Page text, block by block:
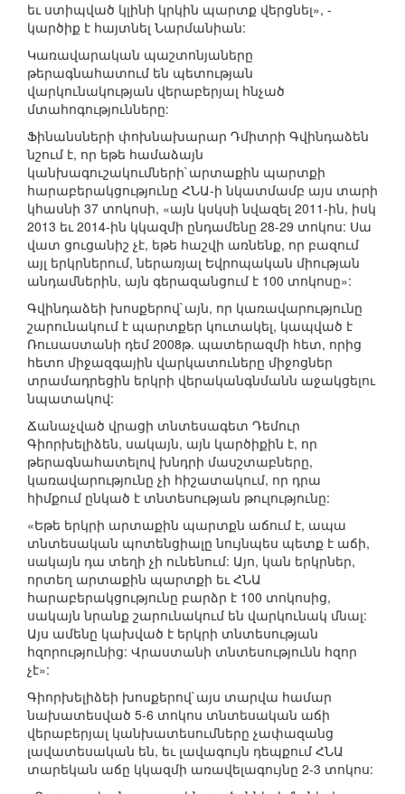
եւ ստիպված կլինի կրկին պարտք վերցնել», -
կարծիք է հայտնել Նարմանիան:
Կառավարական պաշտոնյաները
թերագնահատում են պետության
վարկունակության վերաբերյալ հնչած
մտահոգությունները:
Ֆինանսների փոխնախարար Դմիտրի Գվինդաձեն
նշում է, որ եթե համաձայն
կանխագուշակումների`արտաքին պարտքի
հարաբերակցությունը ՀՆԱ-ի նկատմամբ այս տարի
կհասնի 37 տոկոսի, «այն կսկսի նվազել 2011-ին, իսկ
2013 եւ 2014-ին կկազմի ընդամենը 28-29 տոկոս: Սա
վատ ցուցանիշ չէ, եթե հաշվի առնենք, որ բազում
այլ երկրներում, ներառյալ Եվրոպական միության
անդամներին, այն գերազանցում է 100 տոկոսը»:
Գվինդաձեի խոսքերով`այն, որ կառավարությունը
շարունակում է պարտքեր կուտակել, կապված է
Ռուսաստանի դեմ 2008թ. պատերազմի հետ, որից
հետո միջազգային վարկատուները միջոցներ
տրամադրեցին երկրի վերականգնմանն աջակցելու
նպատակով:
Ճանաչված վրացի տնտեսագետ Դեմուր
Գիորխելիձեն, սակայն, այն կարծիքին է, որ
թերագնահատելով խնդրի մասշտաբները,
կառավարությունը չի հիշատակում, որ դրա
հիմքում ընկած է տնտեսության թուլությունը:
«Եթե երկրի արտաքին պարտքն աճում է, ապա
տնտեսական պոտենցիալը նույնպես պետք է աճի,
սակայն դա տեղի չի ունենում: Այո, կան երկրներ,
որտեղ արտաքին պարտքի եւ ՀՆԱ
հարաբերակցությունը բարձր է 100 տոկոսից,
սակայն նրանք շարունակում են վարկունակ մնալ:
Այս ամենը կախված է երկրի տնտեսության
հզորությունից: Վրաստանի տնտեսությունն հզոր
չէ»:
Գիորխելիձեի խոսքերով`այս տարվա համար
նախատեսված 5-6 տոկոս տնտեսական աճի
վերաբերյալ կանխատեսումները չափազանց
լավատեսական են, եւ լավագույն դեպքում ՀՆԱ
տարեկան աճը կկազմի առավելագույնը 2-3 տոկոս: